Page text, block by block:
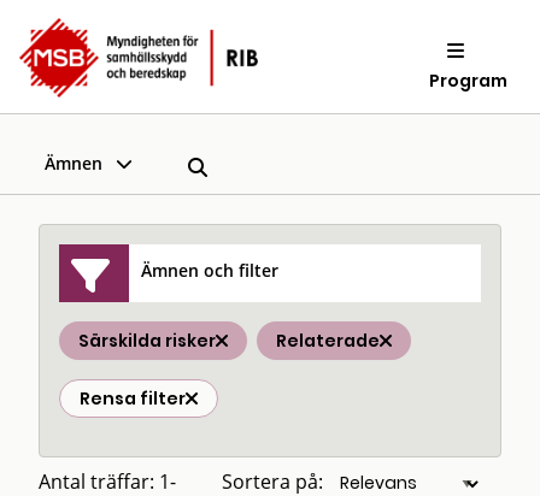
Program
Ämnen
Ämnen och filter
Särskilda risker Relaterade
Rensa filter
Antal träffar: 1-
Sortera på: